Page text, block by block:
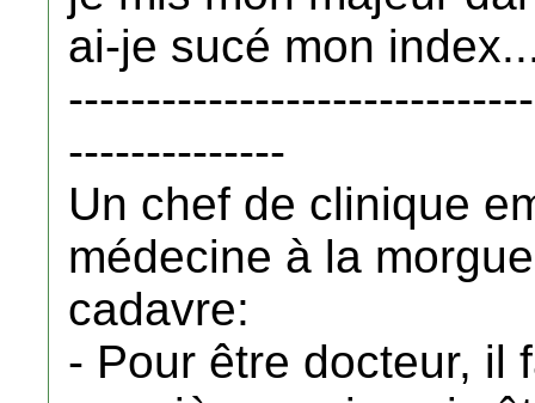
ai-je sucé mon
--------------
Un chef de clinique
médecine à la
cadavre:
- Pour être docteur, il